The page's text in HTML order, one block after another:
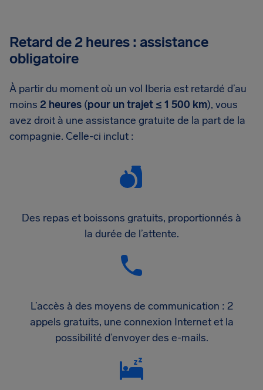
Retard de 2 heures : assistance
obligatoire
À partir du moment où un vol Iberia est retardé d’au
moins 2 heures (pour un trajet ≤ 1 500 km), vous
avez droit à une assistance gratuite de la part de la
compagnie. Celle-ci inclut :
Des repas et boissons gratuits, proportionnés à
la durée de l’attente.
L’accès à des moyens de communication : 2
appels gratuits, une connexion Internet et la
possibilité d’envoyer des e-mails.